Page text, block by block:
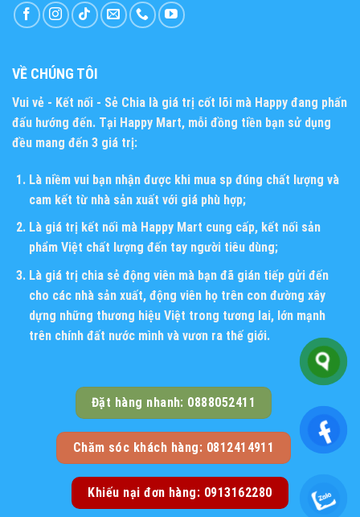
VỀ CHÚNG TÔI
Vui vẻ - Kết nối - Sẻ Chia là giá trị cốt lõi mà Happy đang phấn
đấu hướng đến. Tại Happy Mart, mỗi đồng tiền bạn sử dụng
đều mang đến 3 giá trị:
Là niềm vui bạn nhận được khi mua sp đúng chất lượng và
cam kết từ nhà sản xuất với giá phù hợp;
Là giá trị kết nối mà Happy Mart cung cấp, kết nối sản
phẩm Việt chất lượng đến tay người tiêu dùng;
Là giá trị chia sẻ động viên mà bạn đã gián tiếp gửi đến
cho các nhà sản xuất, động viên họ trên con đường xây
dựng những thương hiệu Việt trong tương lai, lớn mạnh
trên chính đất nước mình và vươn ra thế giới.
Đặt hàng nhanh: 0888052411
Chăm sóc khách hàng: 0812414911
Khiếu nại đơn hàng: 0913162280